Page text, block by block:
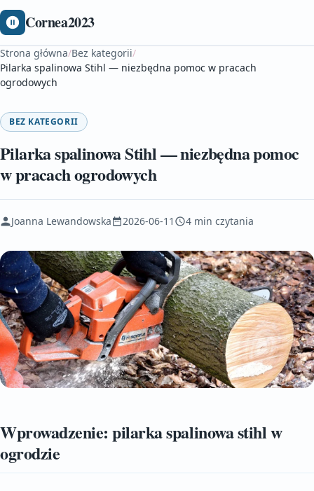
Cornea2023
Strona główna/Bez kategorii/
Pilarka spalinowa Stihl — niezbędna pomoc w pracach
ogrodowych
BEZ KATEGORII
Pilarka spalinowa Stihl — niezbędna pomoc
w pracach ogrodowych
Joanna Lewandowska 2026-06-11 4 min czytania
Wprowadzenie: pilarka spalinowa stihl w
ogrodzie